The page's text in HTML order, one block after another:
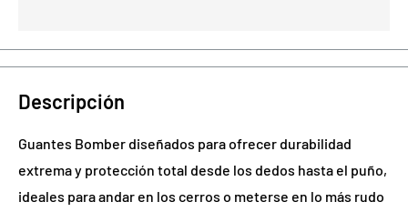
Descripción
Guantes Bomber diseñados para ofrecer durabilidad
extrema y protección total desde los dedos hasta el puño,
ideales para andar en los cerros o meterse en lo más rudo